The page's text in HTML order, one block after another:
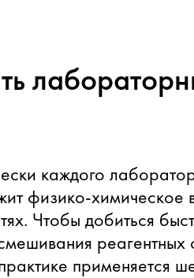
каждого
физико-химическое
Чтобы добиться
реагентных
применяется